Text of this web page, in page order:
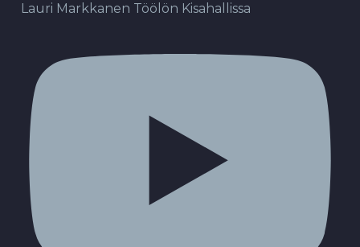
Lauri Markkanen Töölön Kisahallissa